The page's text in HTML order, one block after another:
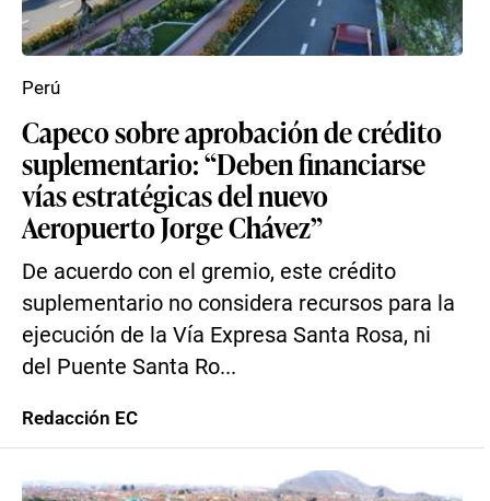
Capeco sobre aprobación de crédito
suplementario: “Deben financiarse
vías estratégicas del nuevo
Aeropuerto Jorge Chávez”
De acuerdo con el gremio, este crédito
suplementario no considera recursos para la
ejecución de la Vía Expresa Santa Rosa, ni
del Puente Santa Ro...
Perú
Redacción EC